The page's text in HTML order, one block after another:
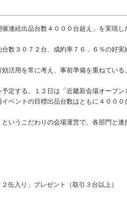
連続出品台数４０００台超え」を実現し
３０７２台、成約率７６．６％の好
用を常に考え、事前準備を重ねてい
する。１２日は「近畿新会場オープ
ントの目標出品台数はともに４０００
うこだわりの会場運営で、各部門と連
り」プレゼント（取引３台以上）